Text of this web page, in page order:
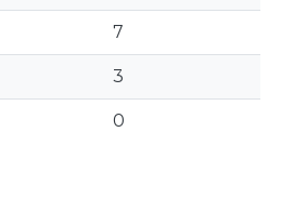
7
3
0